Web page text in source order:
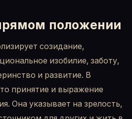
положении
созидание,
изобилие, заботу,
и развитие. В
принятие и выражение
Она указывает на зрелость,